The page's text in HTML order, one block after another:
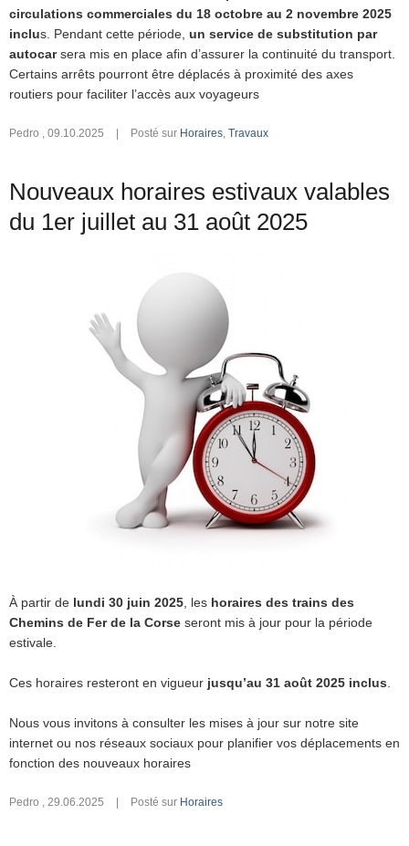
circulations commerciales du 18 octobre au 2 novembre 2025
inclus. Pendant cette période, un service de substitution par
autocarsera mis en place afin d’assurer la continuité du transport.
Certains arrêts pourront être déplacés à proximité des axes
routiers pour faciliter l’accès aux voyageurs
Pedro , 09.10.2025 Posté sur Horaires, Travaux
Nouveaux horaires estivaux valables
du 1er juillet au 31 août 2025
À partir de lundi 30 juin 2025 , les horaires des trains des
Chemins de Fer de la Corse seront mis à jour pour la période
estivale.
Ces horaires resteront en vigueur jusqu’au 31 août 2025 inclus
Nous vous invitons à consulter les mises à jour sur notre site
internet ou nos réseaux sociaux pour planifier vos déplacements en
fonction des nouveaux horaires
Pedro , 29.06.2025 Posté sur Horaires